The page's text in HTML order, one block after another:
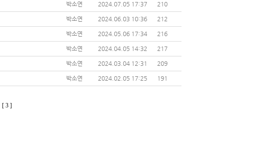
박소연 2024.07.05 17:37 210
박소연 2024.06.03 10:36 212
박소연 2024.05.06 17:34 216
박소연 2024.04.05 14:32 217
박소연 2024.03.04 12:31 209
박소연 2024.02.05 17:25 191
[ 3 ]